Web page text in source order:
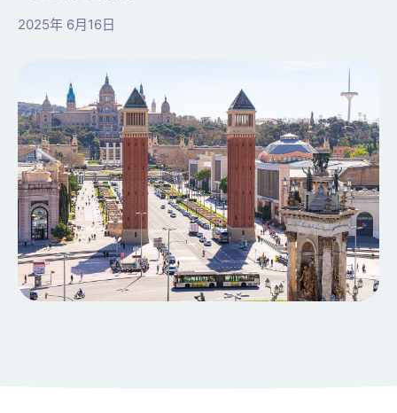
2025年 6月16日